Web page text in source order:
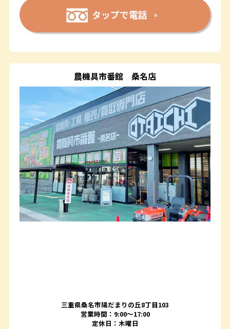
タップで電話
農機具市番館 桑名店
三重県桑名市陽だまりの丘8丁目103
営業時間：9:00〜17:00
定休日：木曜日